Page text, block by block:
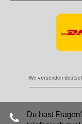
Wir versenden
Du hast